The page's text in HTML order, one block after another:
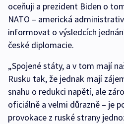
oceňuji a prezident Biden o
NATO – americká
informovat o výsledcích
české diplomacie.
„Spojené státy, a v tom mají
Rusku tak, že jednak mají
snahu o redukci napětí, ale
oficiálně a velmi důrazně – je
provokace z ruské strany